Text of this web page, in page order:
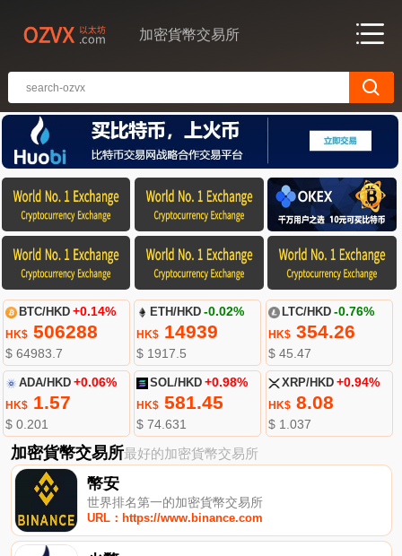
加密貨幣交易所
BTC/HKD +0.14%
HK$506288
$ 64983.7
ETH/HKD -0.02%
HK$ 14939
$ 1917.5
LTC/HKD -0.76%
HK$354.26
$ 45.47
ADA/HKD +0.06%
HK$1.57
$ 0.201
SOL/HKD +0.98%
HK$ 581.45
$ 74.631
XRP/HKD +0.94%
HK$8.08
$ 1.037
加密貨幣交易所最好的加密貨幣交易所
幣安
世界排名第一的加密貨幣交易所
URL：https://www.binance.com